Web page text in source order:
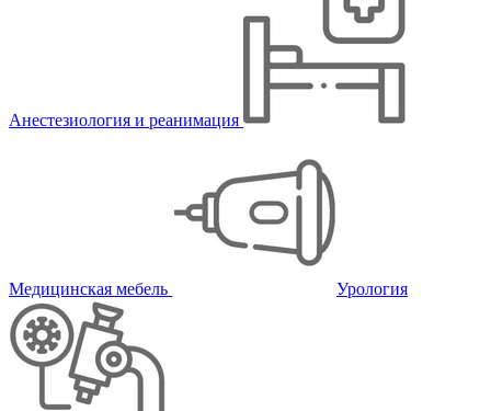
Анестезиология и реанимация
Медицинская мебель Урология